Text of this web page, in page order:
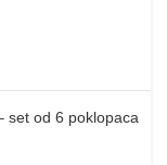
set od 6 poklopaca